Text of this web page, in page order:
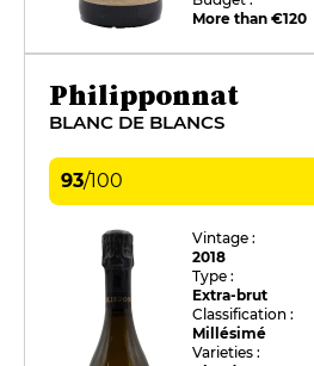
More than €120
Philipponnat
BLANC DE BLANCS
93/100
Vintage :
2018
Type :
Extra-brut
Classification :
Millésimé
Varieties :